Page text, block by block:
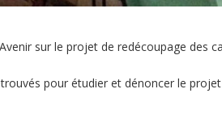
sur le projet de redécoupage des
pour étudier et dénoncer le